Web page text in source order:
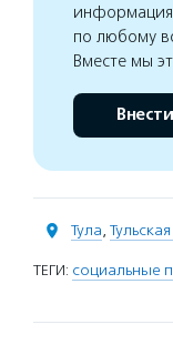
по любому
Вместе мы
Тула,
ТЕГИ: социальные